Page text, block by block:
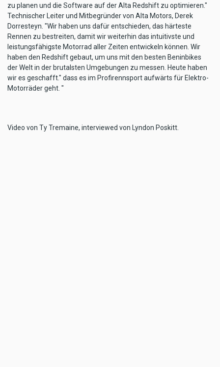
zu planen und die Software auf der Alta Redshift zu optimieren."
Technischer Leiter und Mitbegründer von Alta Motors, Derek
Dorresteyn. "Wir haben uns dafür entschieden, das härteste
Rennen zu bestreiten, damit wir weiterhin das intuitivste und
leistungsfähigste Motorrad aller Zeiten entwickeln können. Wir
haben den Redshift gebaut, um uns mit den besten Beninbikes
der Welt in der brutalsten Umgebungen zu messen. Heute haben
wir es geschafft." dass es im Profirennsport aufwärts für Elektro-
Motorräder geht. "
Video von Ty Tremaine, interviewed von Lyndon Poskitt.